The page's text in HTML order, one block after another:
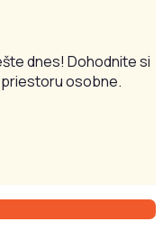
dnes! Dohodnite si
osobne.